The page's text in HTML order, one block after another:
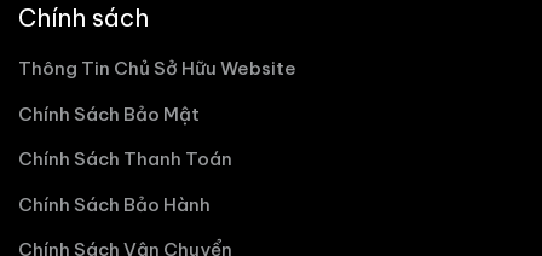
Chính sách
Thông Tin Chủ Sở Hữu Website
Chính Sách Bảo Mật
Chính Sách Thanh Toán
Chính Sách Bảo Hành
Chính Sách Vận Chuyển